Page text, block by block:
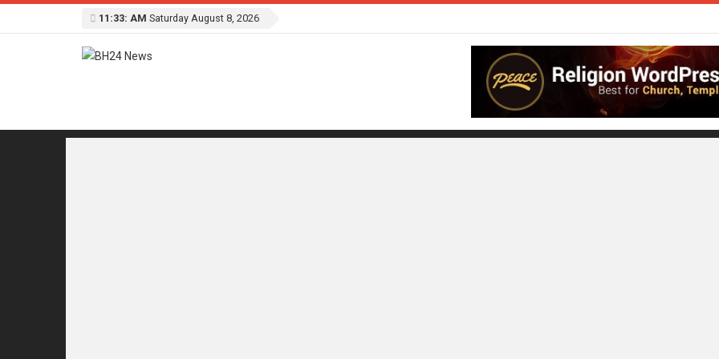
11:33: AM Saturday August 8, 2026